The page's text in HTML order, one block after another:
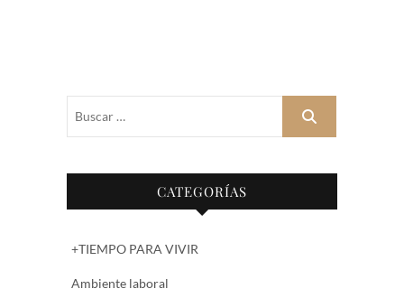
Buscar
CATEGORÍAS
+TIEMPO PARA VIVIR
Ambiente laboral